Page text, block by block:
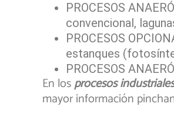
PROCESOS
convencional,
PROCESOS
estanques
PROCESOS
En losprocesos industriales
mayor información